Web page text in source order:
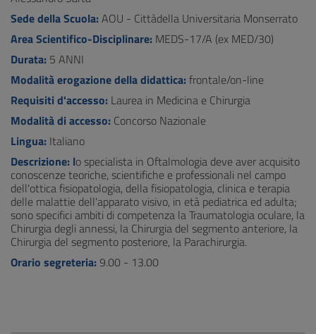
Sede della Scuola: AOU - Cittàdella Universitaria Monserrato
Area Scientifico-Disciplinare: MEDS-17/A (ex MED/30)
Durata: 5 ANNI
Modalità erogazione della didattica: frontale/on-line
Requisiti d'accesso: Laurea in Medicina e Chirurgia
Modalità di accesso: Concorso Nazionale
Lingua: Italiano
Descrizione: lo specialista in Oftalmologia deve aver acquisito
conoscenze teoriche, scientifiche e professionali nel campo
dell'ottica fisiopatologia, della fisiopatologia, clinica e terapia
delle malattie dell'apparato visivo, in età pediatrica ed adulta;
sono specifici ambiti di competenza la Traumatologia oculare, la
Chirurgia degli annessi, la Chirurgia del segmento anteriore, la
Chirurgia del segmento posteriore, la Parachirurgia.
Orario segreteria: 9.00 - 13.00